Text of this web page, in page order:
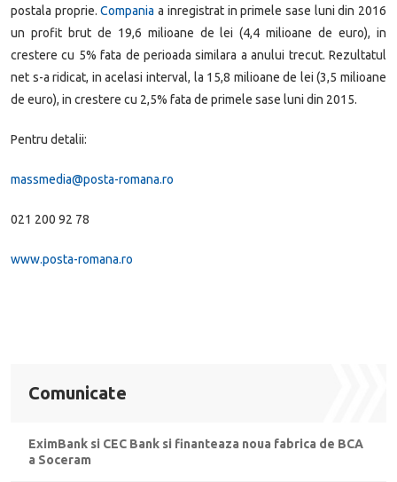
Comunicate
EximBank si CEC Bank si finanteaza noua fabrica de BCA
a Soceram
postala proprie.Compania a inregistrat in primele sase luni din 2016
un profit brut de 19,6 milioane de lei (4,4 milioane de euro), in
crestere cu 5% fata de perioada similara a anului trecut. Rezultatul
net s-a ridicat, in acelasi interval, la 15,8 milioane de lei (3,5 milioane
de euro), in crestere cu 2,5% fata de primele sase luni din 2015.
Pentru detalii:
massmedia@posta-romana.ro
021 200 92 78
www.posta-romana.ro